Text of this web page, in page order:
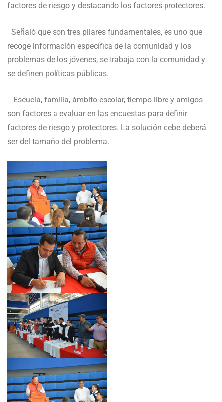
factores de riesgo y destacando los factores protectores.
Señaló que son tres pilares fundamentales, es uno que
recoge información específica de la comunidad y los
problemas de los jóvenes, se trabaja con la comunidad y
se definen políticas públicas.
Escuela, familia, ámbito escolar, tiempo libre y amigos
son factores a evaluar en las encuestas para definir
factores de riesgo y protectores. La solución debe deberá
ser del tamaño del problema.